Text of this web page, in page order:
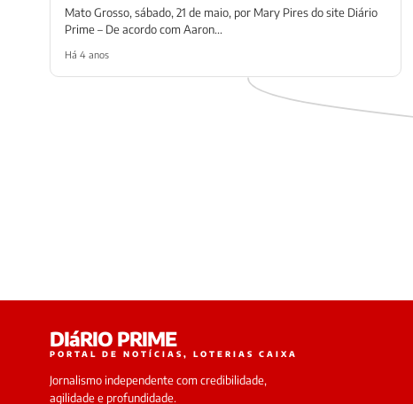
Mato Grosso, sábado, 21 de maio, por Mary Pires do site Diário
Prime – De acordo com Aaron...
Há 4 anos
DIáRIO PRIME
PORTAL DE NOTÍCIAS, LOTERIAS CAIXA
Jornalismo independente com credibilidade,
agilidade e profundidade.